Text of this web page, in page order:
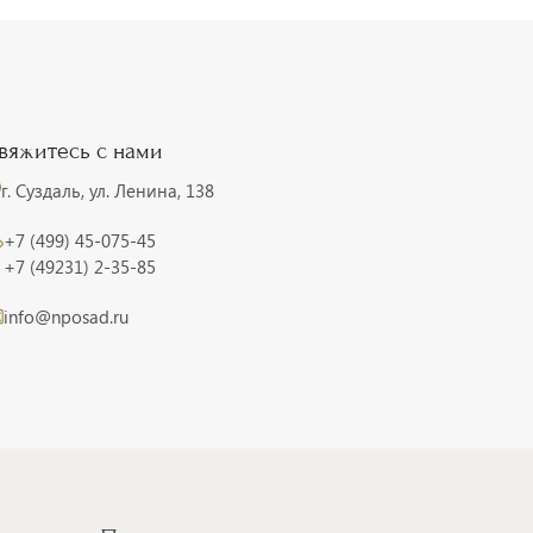
с нами
г. Суздаль, ул. Ленина, 138
+7 (499) 45-075-45
+7 (49231) 2-35-85
info@nposad.ru